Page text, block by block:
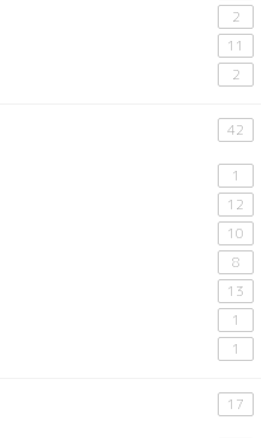
2
11
2
42
1
12
10
8
13
1
1
17